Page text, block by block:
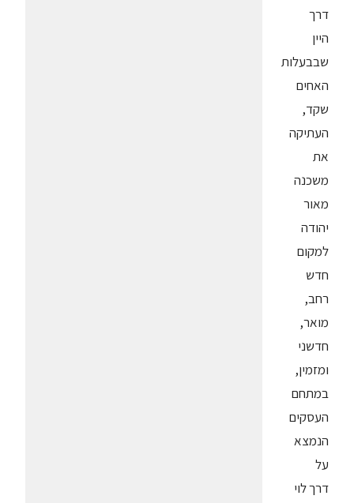
דרך
היין
שבבעלות
האחים
שקד,
העתיקה
את
משכנה
מאור
יהודה
למקום
חדש
רחב,
מואר,
חדשני
ומזמין,
במתחם
העסקים
הנמצא
על
דרך לוי